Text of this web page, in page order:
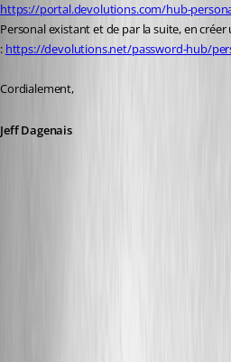
https://portal.devolutions.com/hub-
Personal existant et de par la suite, en
: https://devolutions.net/password-hub/
Cordialement,
Jeff Dagenais